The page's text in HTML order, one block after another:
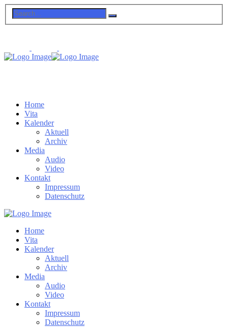
Home
Vita
Kalender
Aktuell
Archiv
Media
Audio
Video
Kontakt
Impressum
Datenschutz
Home
Vita
Kalender
Aktuell
Archiv
Media
Audio
Video
Kontakt
Impressum
Datenschutz